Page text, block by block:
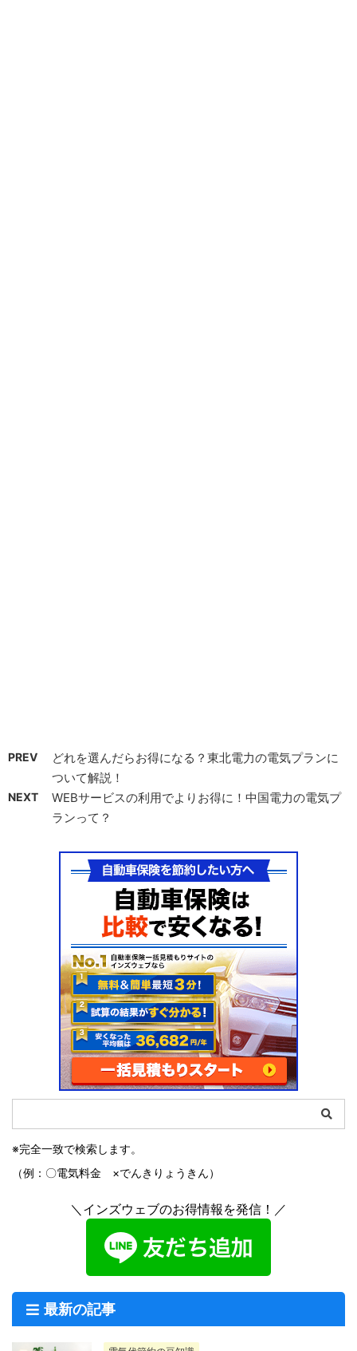
PREV
どれを選んだらお得になる？東北電力の電気プランに
ついて解説！
NEXT
WEBサービスの利用でよりお得に！中国電力の電気プ
ランって？
※完全一致で検索します。
（例：〇電気料金 ×でんきりょうきん）
＼インズウェブのお得情報を発信！／
最新の記事